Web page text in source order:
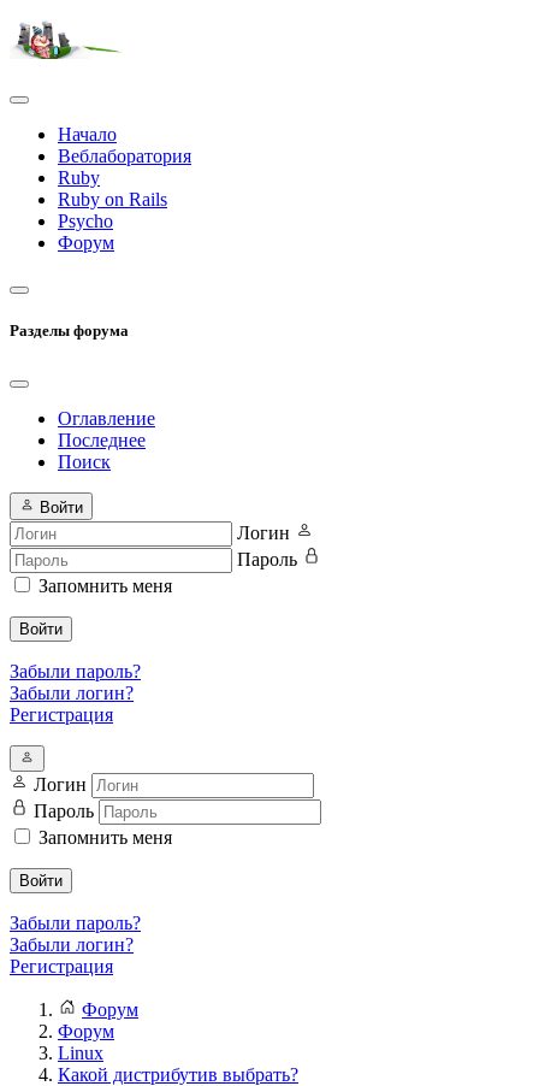
Начало
Веблаборатория
Ruby
Ruby on Rails
Psycho
Форум
Разделы форума
Оглавление
Последнее
Поиск
Войти
Логин
Пароль
Запомнить меня
Войти
Забыли пароль?
Забыли логин?
Регистрация
Логин
Пароль
Запомнить меня
Войти
Забыли пароль?
Забыли логин?
Регистрация
Форум
Форум
Linux
Какой дистрибутив выбрать?